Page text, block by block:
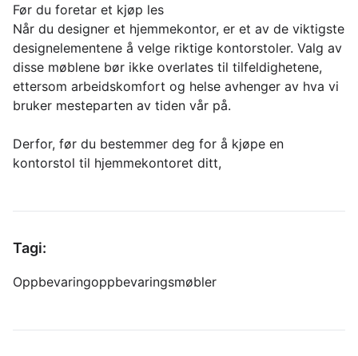
Før du foretar et kjøp les
Når du designer et hjemmekontor, er et av de viktigste
designelementene å velge riktige kontorstoler. Valg av
disse møblene bør ikke overlates til tilfeldighetene,
ettersom arbeidskomfort og helse avhenger av hva vi
bruker mesteparten av tiden vår på.
Derfor, før du bestemmer deg for å kjøpe en
kontorstol til hjemmekontoret ditt,
Tagi:
Oppbevaringoppbevaringsmøbler